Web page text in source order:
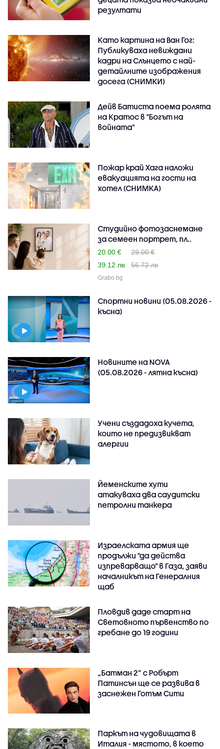
резултати
Като картина на Ван Гог:
Публикуваха невиждани
кадри на Слънцето с най-
детайлните изображения
досега (СНИМКИ)
Дейв Батиста поема ролята
на Кратос в "Богът на
войната"
Пожар край Хага наложи
евакуацията на гости на
хотел (СНИМКА)
Студийно фотозаснемане
за семеен портрет, пл..
20.00 €
29.00 €
39.12 лв
56.72 лв
Grabo.bg
Спортни новини (05.08.2026 -
късна)
Новините на NOVA
(05.08.2026 - лятна късна)
Учени създадоха кучета,
които не предизвикват
алергии
Йеменските хути
атакуваха два саудитски
петролни танкера
Израелската армия ще
продължи "да действа
изпреварващо" в Газа, заяви
началникът на Генералния
щаб
Пловдив даде старт на
Световното първенство по
гребане до 19 години
„Батман 2“ с Робърт
Патинсън ще се развива в
заснежен Готъм Сити
Паркът на чудовищата в
Италия - мястото, в което